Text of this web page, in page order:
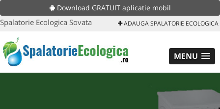
Download GRATUIT aplicatie mobil
Spalatorie Ecologica Sovata ADAUGA SPALATORIE ECOLOGICA
MENU